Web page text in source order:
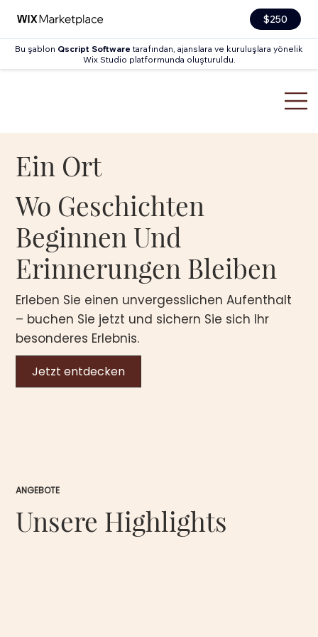
$250
Bu şablon Qscript Software tarafından, ajanslara ve kuruluşlara yönelik
Wix Studio platformunda oluşturuldu.